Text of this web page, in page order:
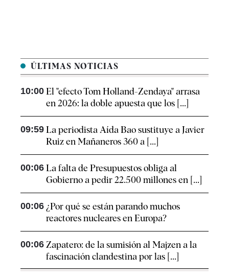
ÚLTIMAS NOTICIAS
10:00 El "efecto Tom Holland-Zendaya" arrasa
en 2026: la doble apuesta que los [...]
09:59 La periodista Aída Bao sustituye a Javier
Ruiz en Mañaneros 360 a [...]
00:06 La falta de Presupuestos obliga al
Gobierno a pedir 22.500 millones en [...]
00:06 ¿Por qué se están parando muchos
reactores nucleares en Europa?
00:06 Zapatero: de la sumisión al Majzen a la
fascinación clandestina por las [...]